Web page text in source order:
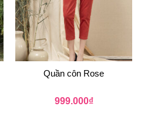
Quần côn Rose
999.000₫